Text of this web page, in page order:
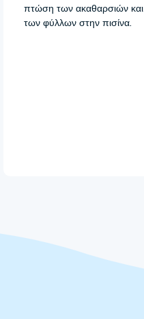
πτώση των ακαθαρσιών και
των φύλλων στην πισίνα.